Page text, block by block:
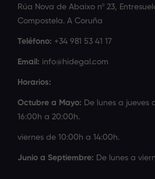
Rúa Nova de Abaixo nº 23,
Compostela. A Coruña
Teléfono: +34 981 53 41 17
Email: info@hidegal.com
Horarios:
Octubre a Mayo: De lunes a jueves
16:00h a 20:00h.
viernes de 10:00h a 14:00h.
Junio a Septiembre: De lunes a